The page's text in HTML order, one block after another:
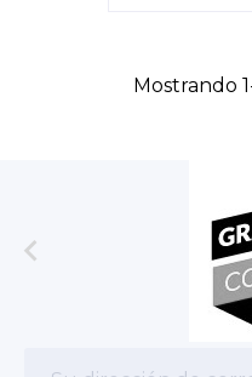
Mostrando
